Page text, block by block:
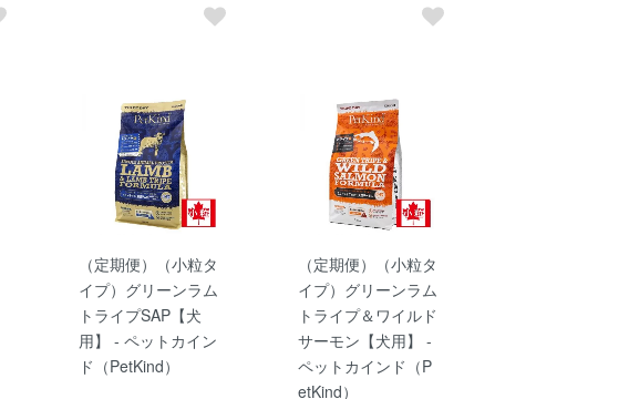
（定期便）（小粒タ
イプ）グリーンラム
トライプSAP【犬
用】 - ペットカイン
ド（PetKind）
（定期便）（小粒タ
イプ）グリーンラム
トライプ＆ワイルド
サーモン【犬用】 -
ペットカインド（P
etKind）